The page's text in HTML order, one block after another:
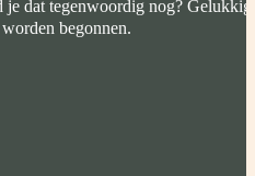
je dat tegenwoordig nog?
begonnen.